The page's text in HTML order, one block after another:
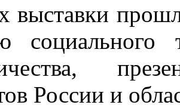
выставки
социального
России и